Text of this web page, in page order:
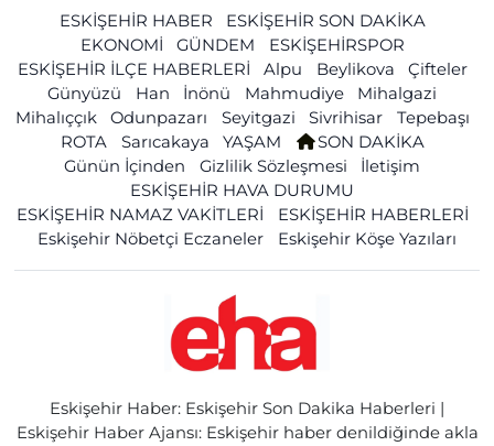
ESKİŞEHİR HABER
ESKİŞEHİR SON DAKİKA
EKONOMİ
GÜNDEM
ESKİŞEHİRSPOR
ESKİŞEHİR İLÇE HABERLERİ
Alpu Beylikova
Çifteler
Günyüzü
Han İnönü Mahmudiye
Mihalgazi
Mihalıççık
Odunpazarı Seyitgazi Sivrihisar
Tepebaşı
ROTA
Sarıcakaya YAŞAM
SON DAKİKA
Günün İçinden
Gizlilik Sözleşmesi
İletişim
ESKİŞEHİR HAVA DURUMU
ESKİŞEHİR NAMAZ VAKİTLERİ
ESKİŞEHİR HABERLERİ
Eskişehir Nöbetçi Eczaneler
Eskişehir Köşe Yazıları
Eskişehir Haber: Eskişehir Son Dakika Haberleri |
Eskişehir Haber Ajansı: Eskişehir haber denildiğinde akla